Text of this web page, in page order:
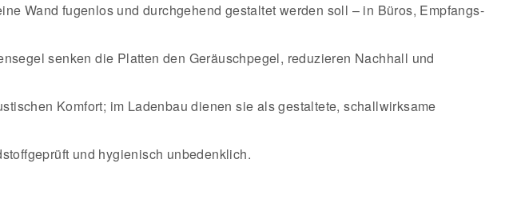
Wand fugenlos und durchgehend gestaltet werden soll – in Büros, Empfangs-
senken die Platten den Geräuschpegel, reduzieren Nachhall und
Komfort; im Ladenbau dienen sie als gestaltete, schallwirksame
und hygienisch unbedenklich.